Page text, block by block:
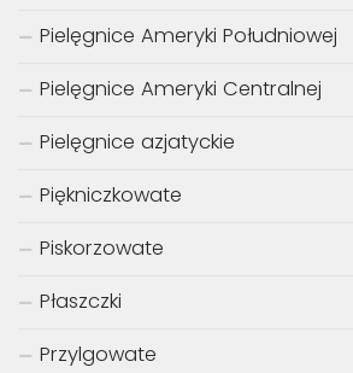
Pielęgnice Ameryki Południowej
Pielęgnice Ameryki Centralnej
Pielęgnice azjatyckie
Piękniczkowate
Piskorzowate
Płaszczki
Przylgowate